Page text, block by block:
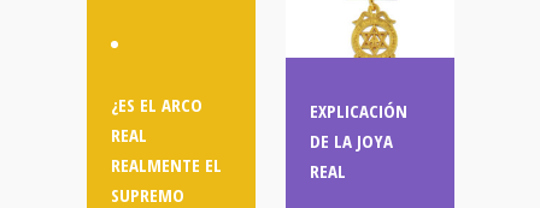
¿ES EL ARCO
REAL
REALMENTE EL
SUPREMO
EXPLICACIÓN
DE LA JOYA
REAL